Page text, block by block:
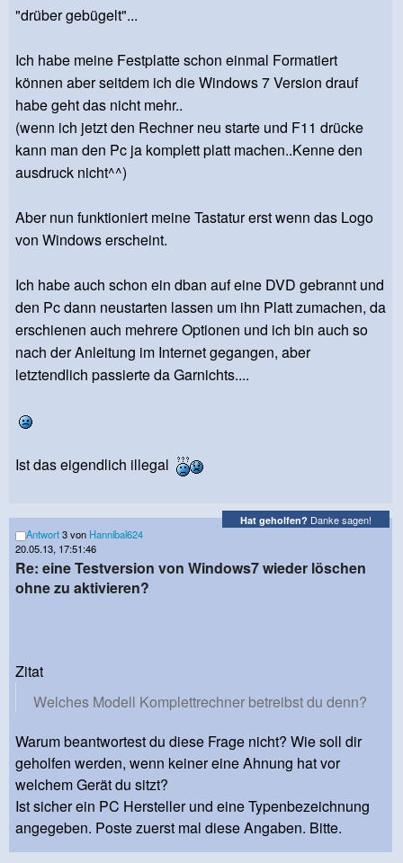
"drüber gebügelt"...
Ich habe meine Festplatte schon einmal Formatiert
können aber seitdem ich die Windows 7 Version drauf
habe geht das nicht mehr..
(wenn ich jetzt den Rechner neu starte und F11 drücke
kann man den Pc ja komplett platt machen..Kenne den
ausdruck nicht^^)
Aber nun funktioniert meine Tastatur erst wenn das Logo
von Windows erscheint.
Ich habe auch schon ein dban auf eine DVD gebrannt und
den Pc dann neustarten lassen um ihn Platt zumachen, da
erschienen auch mehrere Optionen und ich bin auch so
nach der Anleitung im Internet gegangen, aber
letztendlich passierte da Garnichts....
Ist das eigendlich illegal
Hat geholfen? Danke sagen!
Antwort3 von Hannibal624
20.05.13, 17:51:46
Re: eine Testversion von Windows7 wieder löschen
ohne zu aktivieren?
Zitat
Welches Modell Komplettrechner betreibst du denn?
Warum beantwortest du diese Frage nicht? Wie soll dir
geholfen werden, wenn keiner eine Ahnung hat vor
welchem Gerät du sitzt?
Ist sicher ein PC Hersteller und eine Typenbezeichnung
angegeben. Poste zuerst mal diese Angaben. Bitte.